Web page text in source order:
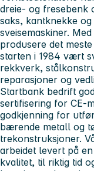
dreie- og fresebenk
saks, kantknekke
sveisemaskiner.
produsere det
starten i 1984 vært
rekkverk,
reparasjoner og
Startbank bedrift
sertifisering for CE-
godkjenning for
bærende metall og
trekonstruksjoner.
arbeidet levert på
kvalitet, til riktig tid